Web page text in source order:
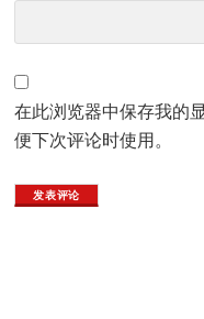
在此浏览器中保存我的
便下次评论时使用。